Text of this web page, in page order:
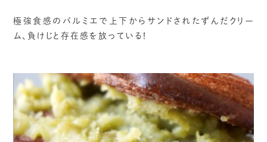
極強食感のパルミエで上下からサンドされたずんだクリー
ム、負けじと存在感を放っている！